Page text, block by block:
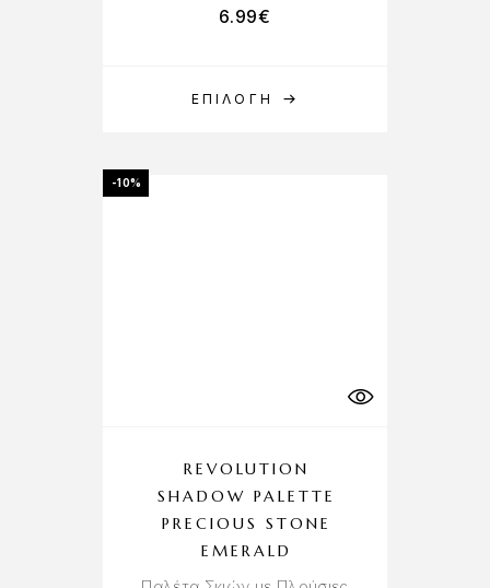
ΕΠΙΛΟΓΉ
6.99€
-10%
REVOLUTION
SHADOW PALETTE
PRECIOUS STONE
EMERALD